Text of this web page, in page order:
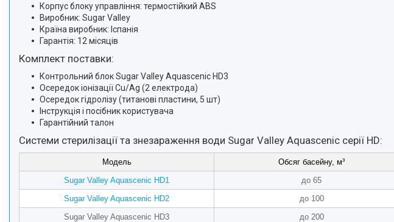
Корпус блоку управління: термостійкий ABS
Виробник: Sugar Valley
Країна виробник: Іспанія
Гарантія: 12 місяців
Комплект поставки:
Контрольний блок Sugar Valley Aquascenic HD3
Осередок іонізації Cu/Ag (2 електрода)
Осередок гідролізу (титанові пластини, 5 шт)
Інструкція і посібник користувача
Гарантійний талон
Системи стерилізації та знезараження води Sugar Valley Aquascenic серії HD:
Модель Обсяг басейну, м³
Sugar Valley Aquascenic HD1
до 65
Sugar Valley Aquascenic HD2
до 100
Sugar Valley Aquascenic HD3
до 200